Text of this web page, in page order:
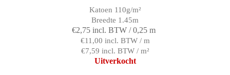
Katoen 110g/m²
Breedte 1.45m
€2,75 incl. BTW / 0,25 m
€11,00 incl. BTW / m
€7,59 incl. BTW / m²
Uitverkocht